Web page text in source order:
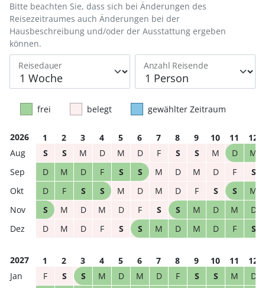
Reisedauer Anzahl Reisende
Bitte beachten Sie, dass sich bei Änderungen des
Reisezeitraumes auch Änderungen bei der
Hausbeschreibung und/oder der Ausstattung ergeben
können.
frei belegt gewählter Zeitraum
2026 1 2 3 4 5 6 7 8 9 10 11
12
S
S M D M D F S S M D
M
D
M D F S S M D M D F
S
D
F S S M D M D F S S
M
S
M D M D F S S M D M
D
D
M D F S S M D M D F S
2027 1 2 3 4 5 6 7 8 9 10 11
12
F
S S M D M D F S S M
D